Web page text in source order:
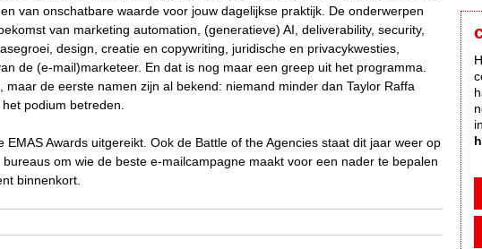
van onschatbare waarde voor jouw dagelijkse praktijk. De onderwerpen
van marketing automation, (generatieve) AI, deliverability, security,
design, creatie en copywriting, juridische en privacykwesties,
de (e-mail)marketeer. En dat is nog maar een greep uit het programma.
de eerste namen zijn al bekend: niemand minder dan Taylor Raffa
podium betreden.
Awards uitgereikt. Ook de Battle of the Agencies staat dit jaar weer op
om wie de beste e-mailcampagne maakt voor een nader te bepalen
binnenkort.